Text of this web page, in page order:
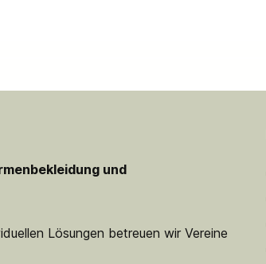
und
Lösungen betreuen wir Vereine